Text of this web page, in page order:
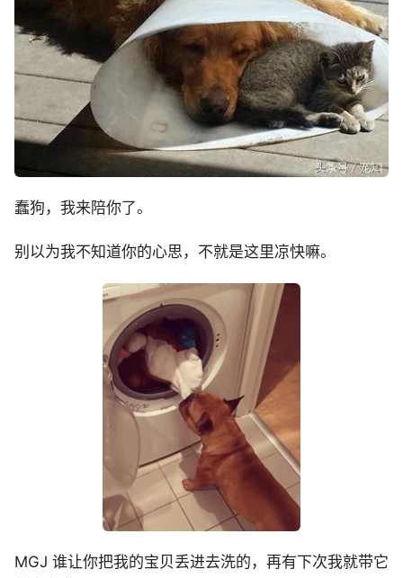
蠢狗，我来陪你了。
别以为我不知道你的心思，不就是这里凉快嘛。
MGJ 谁让你把我的宝贝丢进去洗的，再有下次我就带它